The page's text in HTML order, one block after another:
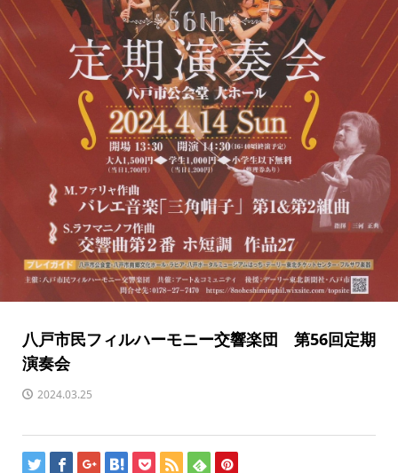
八戸市民フィルハーモニー交響楽団 第56回定期
演奏会
2024.03.25